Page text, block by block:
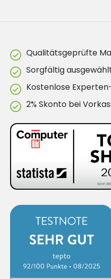
Qualitätsgeprüfte
Sorgfältig
Kostenlose
2% Skonto bei